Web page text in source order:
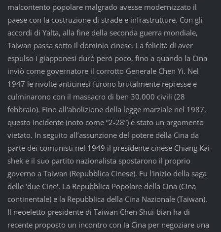
malcontento popolare malgrado avesse modernizzato il
paese con la costruzione di strade e infrastrutture. Con gli
accordi di Yalta, alla fine della seconda guerra mondiale,
Taiwan passa sotto il dominio cinese. La felicità di aver
espulso i giapponesi durò però poco, fino a quando la Cina
inviò come governatore il corrotto Generale Chen Yi. Nel
1947 le rivolte anticinesi furono brutalmente represse e
culminarono con il massacro di ben 30.000 civili (28
febbraio). Fino all'abolizione della legge marziale nel 1987,
questo incidente (noto come “2-28”) è stato un argomento
vietato. In seguito all’assunzione del potere della Cina da
parte dei comunisti nel 1949 il presidente cinese Chiang Kai-
shek e il suo partito nazionalista spostarono il proprio
governo a Taiwan (Repubblica Cinese). Fu l'inizio della saga
delle 'due Cine'. La Repubblica Popolare della Cina (Cina
continentale) e la Repubblica della Cina Nazionale (Taiwan).
Il neoeletto presidente di Taiwan Chen Shui-bian ha di
recente proposto un incontro con la Cina per negoziare una